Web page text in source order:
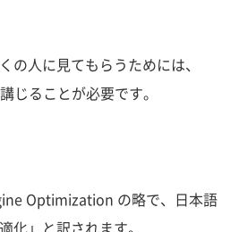
の人に見てもらうためには、
じることが必要です。
Optimization の略で、日本語
化」と訳されます。